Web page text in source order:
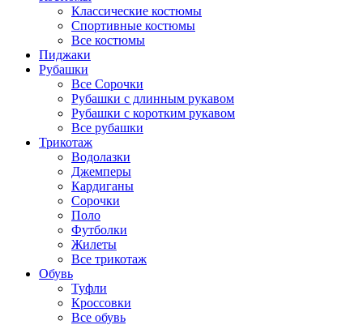
Классические костюмы
Спортивные костюмы
Все костюмы
Пиджаки
Рубашки
Все Сорочки
Рубашки с длинным рукавом
Рубашки с коротким рукавом
Все рубашки
Трикотаж
Водолазки
Джемперы
Кардиганы
Сорочки
Поло
Футболки
Жилеты
Все трикотаж
Обувь
Туфли
Кроссовки
Все обувь